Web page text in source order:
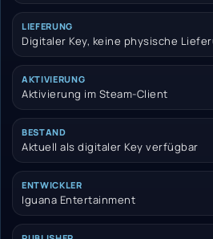
LIEFERUNG
Digitaler Key, keine physische
AKTIVIERUNG
Aktivierung im Steam-Client
BESTAND
Aktuell als digitaler Key verfügbar
ENTWICKLER
Iguana Entertainment